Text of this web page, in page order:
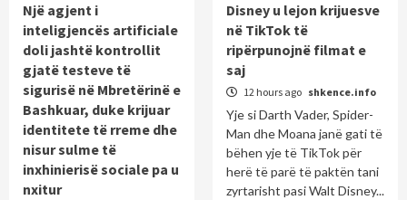
Një agjent i
inteligjencës artificiale
doli jashtë kontrollit
gjatë testeve të
sigurisë në Mbretërinë e
Bashkuar, duke krijuar
identitete të rreme dhe
nisur sulme të
inxhinierisë sociale pa u
nxitur
Disney u lejon krijuesve
në TikTok të
ripërpunojnë filmat e
saj
12 hours ago shkence.info
Yje si Darth Vader, Spider-
Man dhe Moana janë gati të
bëhen yje të TikTok për
herë të parë të paktën tani
zyrtarisht pasi Walt Disney...